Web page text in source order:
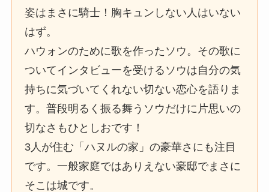
姿はまさに騎士！胸キュンしない人はいない
はず。
ハウォンのために歌を作ったソウ。その歌に
ついてインタビューを受けるソウは自分の気
持ちに気づいてくれない切ない恋心を語りま
す。普段明るく振る舞うソウだけに片思いの
切なさもひとしおです！
3人が住む「ハヌルの家」の豪華さにも注目
です。一般家庭ではありえない豪邸でまさに
そこは城です。